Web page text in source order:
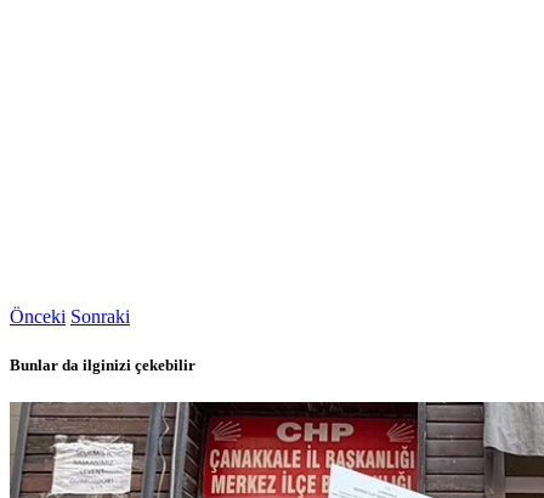
Önceki Sonraki
Bunlar da ilginizi çekebilir